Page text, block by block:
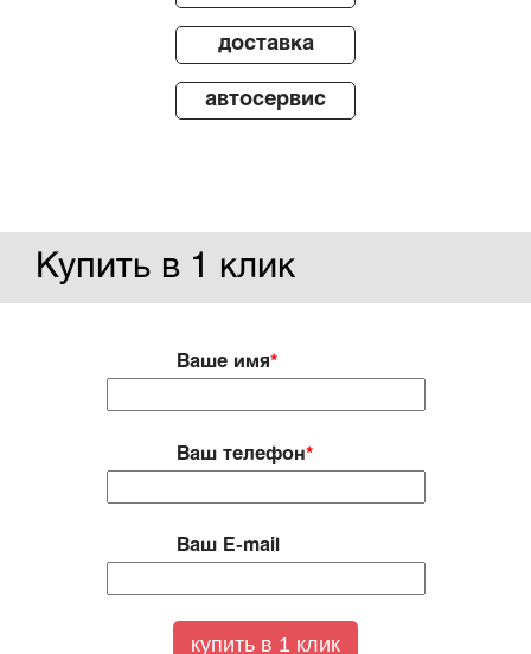
доставка
автосервис
Купить в 1 клик
Ваше имя*
Ваш телефон*
Ваш E-mail